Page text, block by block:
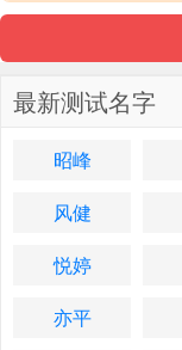
最新测试名字
昭峰
风健
悦婷
亦平